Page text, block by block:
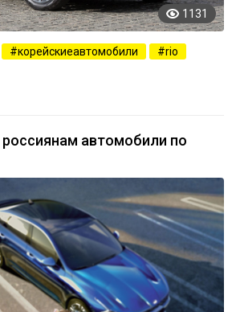
1131
корейскиеавтомобили rio
автомобили по